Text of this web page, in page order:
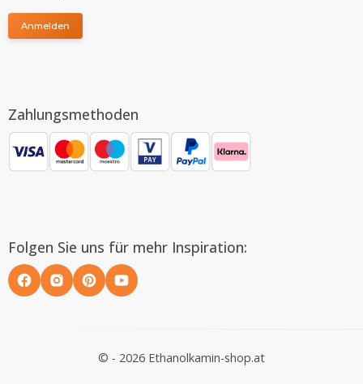
Anmelden
Zahlungsmethoden
Folgen Sie uns für mehr Inspiration:
© - 2026 Ethanolkamin-shop.at